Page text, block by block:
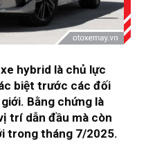
hybrid là chủ lực
biệt trước các đối
Bằng chứng là
trí dẫn đầu mà còn
trong tháng 7/2025.